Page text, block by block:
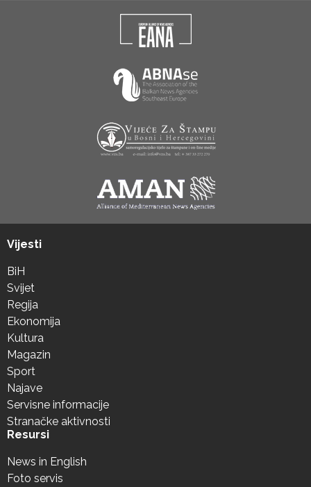
Vijesti
BiH
Svijet
Regija
Ekonomija
Kultura
Magazin
Sport
Najave
Servisne informacije
Stranačke aktivnosti
Resursi
News in English
Foto servis